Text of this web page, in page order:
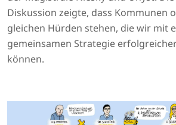
Diskussion zeigte, dass Kommunen
gleichen Hürden stehen, die wir mit
gemeinsamen Strategie
können.